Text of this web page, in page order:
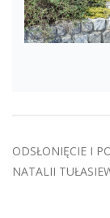
ODSŁONIĘCIE I
NATALII